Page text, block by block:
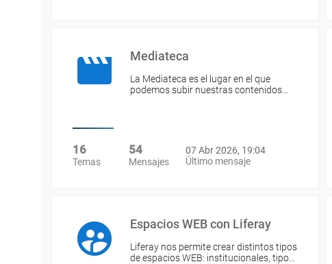
Mediateca
La Mediateca es el lugar en el que
podemos subir nuestras contenidos…
16
Temas
54
Mensajes
07 Abr 2026, 19:04
Último mensaje
Espacios WEB con Liferay
Liferay nos permite crear distintos tipos
de espacios WEB: institucionales, tipo…